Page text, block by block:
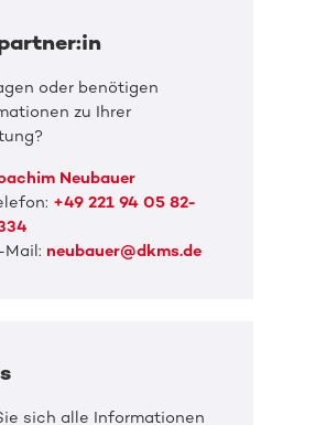
oder benötigen
zu Ihrer
Neubauer
+49 221 94 05 82-
Mail: neubauer@dkms.de
sich alle Informationen